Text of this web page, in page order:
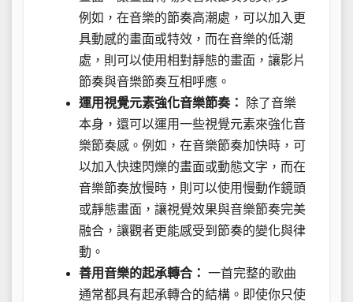
例如，在音樂的節奏高潮處，可以加入更
具動感的畫面或特效，而在音樂的低潮
處，則可以使用相對靜態的畫面，讓影片
節奏與音樂節奏互相呼應。
運用視覺元素強化音樂節奏：
除了音樂
本身，還可以運用一些視覺元素來強化音
樂節奏感。例如，在音樂節奏加快時，可
以加入快速閃爍的畫面或動態文字，而在
音樂節奏放慢時，則可以使用慢動作鏡頭
或靜態畫面，讓視覺效果與音樂節奏完美
融合，讓觀者更能感受到節奏的變化與律
動。
善用音樂的起承轉合： 一首完整的歌曲
通常都具有起承轉合的結構。即使你只使